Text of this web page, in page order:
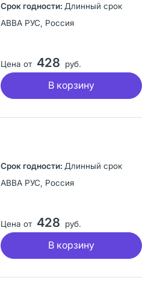
Длинный срок
АВВА РУС, Россия
Цена от 428 руб.
В корзину
Длинный срок
АВВА РУС, Россия
Цена от 428 руб.
В корзину